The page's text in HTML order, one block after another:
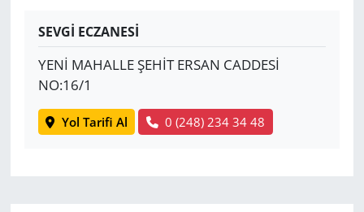
SEVGİ ECZANESİ
YENİ MAHALLE ŞEHİT ERSAN CADDESİ
NO:16/1
Yol Tarifi Al 0 (248) 234 34 48
Yerel